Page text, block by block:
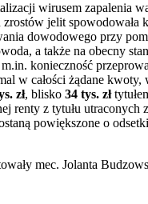
wirusem zapalenia
jelit spowodowała
dowodowego przy
a także na obecny
konieczność
w całości żądane
zł, blisko 34 tys. zł
renty z tytułu utraconych
powiększone o
mec. Jolanta